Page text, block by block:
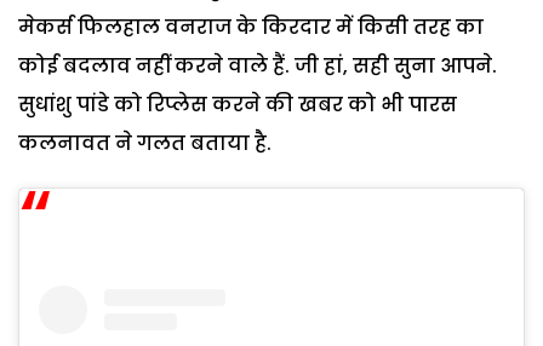
मेकर्स फिलहाल वनराज के किरदार में किसी तरह का
कोई बदलाव नहीं करने वाले हैं. जी हां, सही सुना आपने.
सुधांशु पांडे को रिप्लेस करने की खबर को भी पारस
कलनावत ने गलत बताया है.